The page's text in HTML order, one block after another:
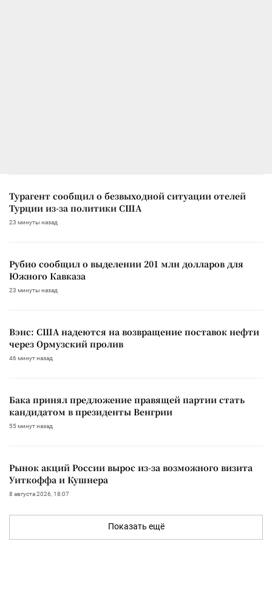
Турагент сообщил о безвыходной ситуации отелей
Турции из-за политики США
23 минуты назад
Рубио сообщил о выделении 201 млн долларов для
Южного Кавказа
23 минуты назад
Вэнс: США надеются на возвращение поставок нефти
через Ормузский пролив
46 минут назад
Бака принял предложение правящей партии стать
кандидатом в президенты Венгрии
55 минут назад
Рынок акций России вырос из-за возможного визита
Уиткоффа и Кушнера
8 августа 2026, 18:07
Показать ещё